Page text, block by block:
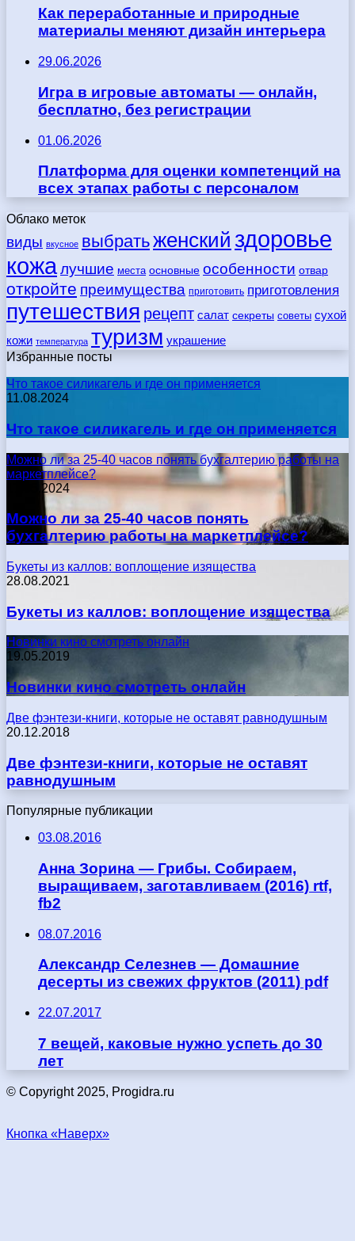
Как переработанные и природные
материалы меняют дизайн интерьера
29.06.2026
Игра в игровые автоматы — онлайн,
бесплатно, без регистрации
01.06.2026
Платформа для оценки компетенций на
всех этапах работы с персоналом
Облако меток
виды вкусное выбратьженский здоровье
кожалучшие места основные особенности отвар
откройте преимущества приготовить приготовления
путешествия рецепт салат секреты советы сухой
кожи температура туризм украшение
Избранные посты
Что такое силикагель и где он применяется
11.08.2024
Что такое силикагель и где он применяется
Можно ли за 25-40 часов понять бухгалтерию работы на
маркетплейсе?
17.05.2024
Можно ли за 25-40 часов понять
бухгалтерию работы на маркетплейсе?
Букеты из каллов: воплощение изящества
28.08.2021
Букеты из каллов: воплощение изящества
Новинки кино смотреть онлайн
19.05.2019
Новинки кино смотреть онлайн
Две фэнтези-книги, которые не оставят равнодушным
20.12.2018
Две фэнтези-книги, которые не оставят
равнодушным
Популярные публикации
03.08.2016
Анна Зорина — Грибы. Собираем,
выращиваем, заготавливаем (2016) rtf,
fb2
08.07.2016
Александр Селезнев — Домашние
десерты из свежих фруктов (2011) pdf
22.07.2017
7 вещей, каковые нужно успеть до 30
лет
© Copyright 2025, Progidra.ru
Кнопка «Наверх»